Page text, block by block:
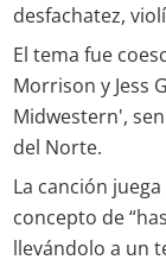
desfachatez,
El tema fue
Morrison y Jess
Midwestern',
del Norte.
La canción
concepto de
llevándolo a un